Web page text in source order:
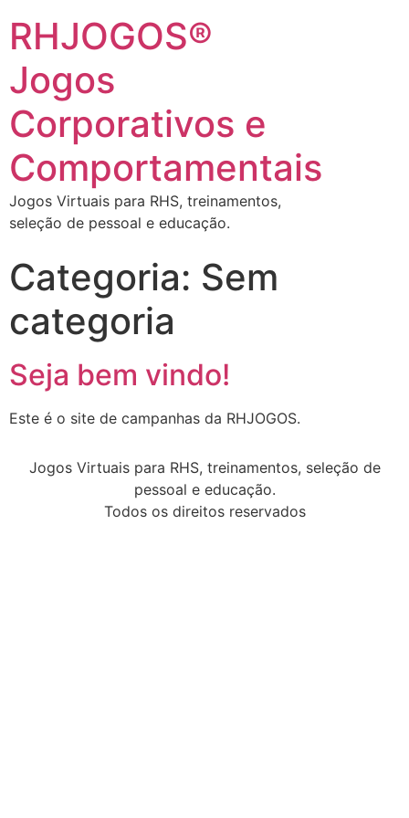
RHJOGOS®
Jogos
Corporativos e
Comportamentais
Jogos Virtuais para RHS, treinamentos,
seleção de pessoal e educação.
Categoria: Sem
categoria
Seja bem vindo!
Este é o site de campanhas da RHJOGOS.
Jogos Virtuais para RHS, treinamentos, seleção de
pessoal e educação.
Todos os direitos reservados